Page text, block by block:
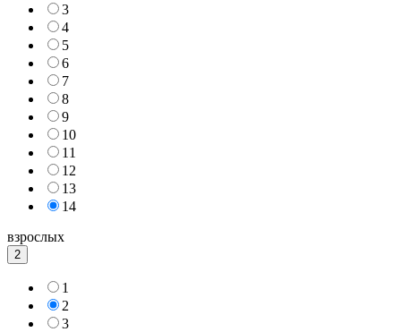
3
4
5
6
7
8
9
10
11
12
13
14
взрослых
2
1
2
3